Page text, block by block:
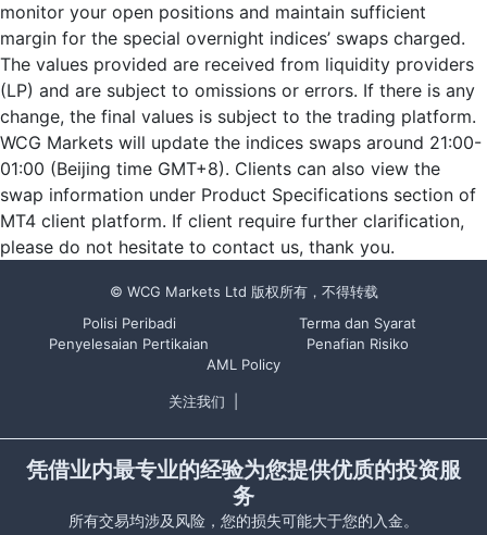
monitor your open positions and maintain sufficient
margin for the special overnight indices’ swaps charged.
The values provided are received from liquidity providers
(LP) and are subject to omissions or errors. If there is any
change, the final values is subject to the trading platform.
WCG Markets will update the indices swaps around 21:00-
01:00 (Beijing time GMT+8). Clients can also view the
swap information under Product Specifications section of
MT4 client platform. If client require further clarification,
please do not hesitate to contact us, thank you.
© WCG Markets Ltd 版权所有，不得转载
Polisi Peribadi
Terma dan Syarat
Penyelesaian Pertikaian
Penafian Risiko
AML Policy
关注我们
凭借业内最专业的经验为您提供优质的投资服
务
所有交易均涉及风险，您的损失可能大于您的入金。